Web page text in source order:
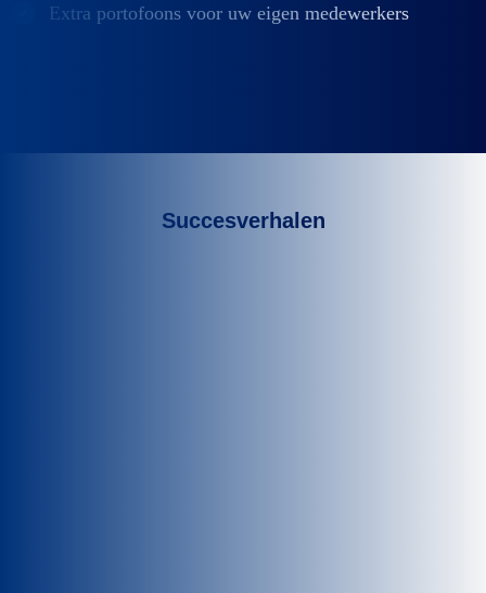
Extra portofoons voor uw eigen medewerkers
Succesverhalen